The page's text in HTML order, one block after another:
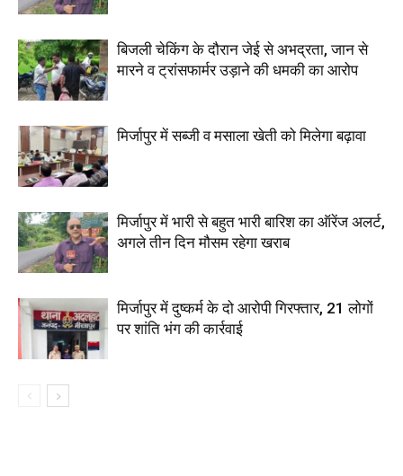
बिजली चेकिंग के दौरान जेई से अभद्रता, जान से
मारने व ट्रांसफार्मर उड़ाने की धमकी का आरोप
मिर्जापुर में सब्जी व मसाला खेती को मिलेगा बढ़ावा
मिर्जापुर में भारी से बहुत भारी बारिश का ऑरेंज अलर्ट,
अगले तीन दिन मौसम रहेगा खराब
मिर्जापुर में दुष्कर्म के दो आरोपी गिरफ्तार, 21 लोगों
पर शांति भंग की कार्रवाई